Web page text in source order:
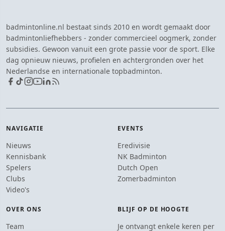
badmintonline.nl bestaat sinds 2010 en wordt gemaakt door
badmintonliefhebbers - zonder commercieel oogmerk, zonder
subsidies. Gewoon vanuit een grote passie voor de sport. Elke
dag opnieuw nieuws, profielen en achtergronden over het
Nederlandse en internationale topbadminton.
NAVIGATIE
Nieuws
Kennisbank
Spelers
Clubs
Video's
EVENTS
Eredivisie
NK Badminton
Dutch Open
Zomerbadminton
OVER ONS
Team
BLIJF OP DE HOOGTE
Je ontvangt enkele keren per